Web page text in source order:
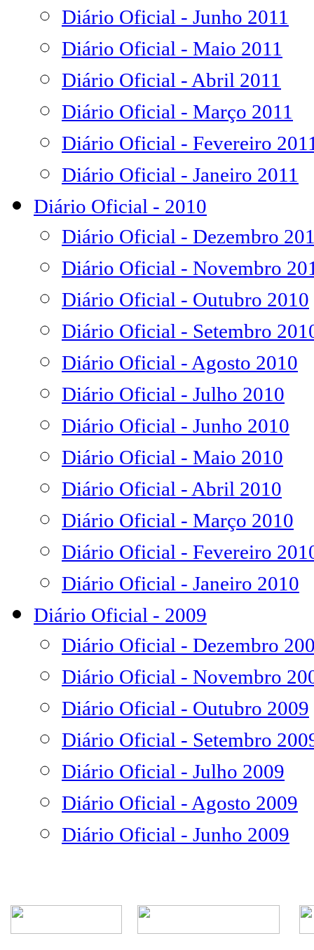
Diário Oficial - Junho 2011
Diário Oficial - Maio 2011
Diário Oficial - Abril 2011
Diário Oficial - Março 2011
Diário Oficial - Fevereiro
Diário Oficial - Janeiro 2011
Diário Oficial - 2010
Diário Oficial - Dezembro
Diário Oficial - Novembro
Diário Oficial - Outubro 2010
Diário Oficial - Setembro
Diário Oficial - Agosto 2010
Diário Oficial - Julho 2010
Diário Oficial - Junho 2010
Diário Oficial - Maio 2010
Diário Oficial - Abril 2010
Diário Oficial - Março 2010
Diário Oficial - Fevereiro
Diário Oficial - Janeiro 2010
Diário Oficial - 2009
Diário Oficial - Dezembro
Diário Oficial - Novembro
Diário Oficial - Outubro 2009
Diário Oficial - Setembro
Diário Oficial - Julho 2009
Diário Oficial - Agosto 2009
Diário Oficial - Junho 2009